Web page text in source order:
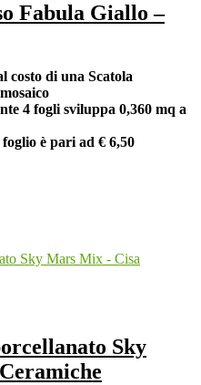
Fabula Giallo –
costo di una Scatola
4 fogli sviluppa 0,360 mq a
è pari ad € 6,50
Sky